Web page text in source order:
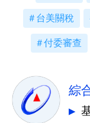
台美關稅
付委審查
綜